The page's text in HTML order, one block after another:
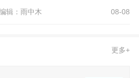
辑：雨中木 08-08
更多+